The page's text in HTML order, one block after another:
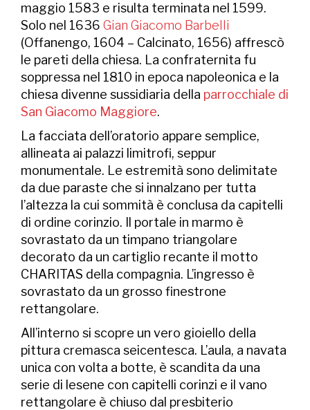
maggio 1583 e risulta terminata nel 1599.
Solo nel 1636 Gian Giacomo Barbelli
(Offanengo, 1604 – Calcinato, 1656) affrescò
le pareti della chiesa. La confraternita fu
soppressa nel 1810 in epoca napoleonica e la
chiesa divenne sussidiaria della parrocchiale di
San Giacomo Maggiore.
La facciata dell’oratorio appare semplice,
allineata ai palazzi limitrofi, seppur
monumentale. Le estremità sono delimitate
da due paraste che si innalzano per tutta
l’altezza la cui sommità è conclusa da capitelli
di ordine corinzio. Il portale in marmo è
sovrastato da un timpano triangolare
decorato da un cartiglio recante il motto
CHARITAS della compagnia. L’ingresso è
sovrastato da un grosso finestrone
rettangolare.
All’interno si scopre un vero gioiello della
pittura cremasca seicentesca. L’aula, a navata
unica con volta a botte, è scandita da una
serie di lesene con capitelli corinzi e il vano
rettangolare è chiuso dal presbiterio